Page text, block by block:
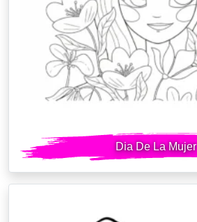
Dia De La Mujer